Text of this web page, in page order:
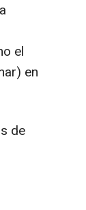
el
en
de